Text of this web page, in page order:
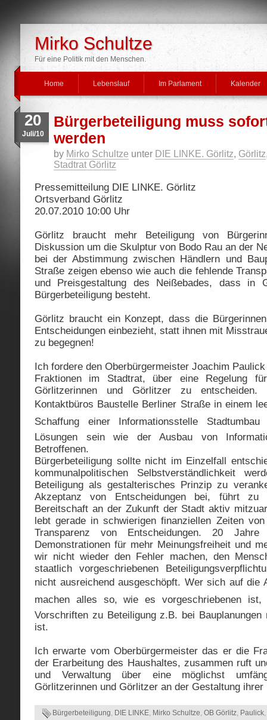
Mirko Schultze
Für eine Politik mit den Menschen.
Home Lebenslauf Im Parlament Kalender
20
Juli/10
Bürgerbeteiligung muss
werden
by Mirko Schultze unter DIE LINKE. Görlitz, Görlitz
Stadtrat Görlitz
Pressemitteilung DIE LINKE. Görlitz
Ortsverband Görlitz
20.07.2010 10:00 Uhr
Görlitz braucht mehr Beteiligung von
Diskussion um die Skulptur von Bodo Rau an der
bei der Abstimmung zwischen Händlern und
Straße zeigen ebenso wie auch die fehlende
und Preisgestaltung des Neißebades, dass in
Bürgerbeteiligung besteht.
Görlitz braucht ein Konzept, dass die
Entscheidungen einbezieht, statt ihnen mit
zu begegnen!
Ich fordere den Oberbürgermeister Joachim
Fraktionen im Stadtrat, über eine Regelung
Görlitzerinnen und Görlitzer zu entscheiden.
Kontaktbüros Baustelle Berliner Straße in einem
Schaffung einer Informationsstelle
Lösungen sein wie der Ausbau von
Betroffenen.
Bürgerbeteiligung sollte nicht im Einzelfall
kommunalpolitischen Selbstverständlichkeit
Beteiligung als gestalterisches Prinzip zu
Akzeptanz von Entscheidungen bei, führt
Bereitschaft an der Zukunft der Stadt aktiv
lebt gerade in schwierigen finanziellen Zeiten
Transparenz von Entscheidungen. 20
Demonstrationen für mehr Meinungsfreiheit und
wir nicht wieder den Fehler machen, den
staatlich vorgeschriebenen
nicht ausreichend ausgeschöpft. Wer sich auf die
machen alles so, wie es vorgeschriebenen
Vorschriften zu Beteiligung z.B. bei Bauplanungen
ist.
Ich erwarte vom Oberbürgermeister das er die
der Erarbeitung des Haushaltes, zusammen ruft
und Verwaltung über eine möglichst
Görlitzerinnen und Görlitzer an der Gestaltung
Bürgerbeteiligung, DIE LINKE, Mirko Schultze, OB Görlitz, Paulick,